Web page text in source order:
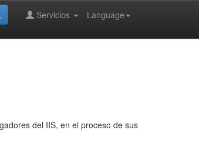
Language
Servicios
del IIS, en el proceso de sus